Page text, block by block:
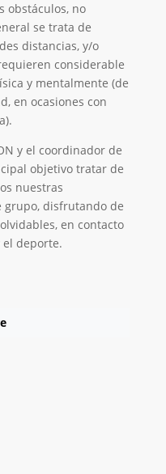
obstáculos, no
se trata de
distancias, y/o
considerable
y mentalmente (de
en ocasiones con
y el coordinador de
objetivo tratar de
nuestras
grupo, disfrutando de
en contacto
deporte.